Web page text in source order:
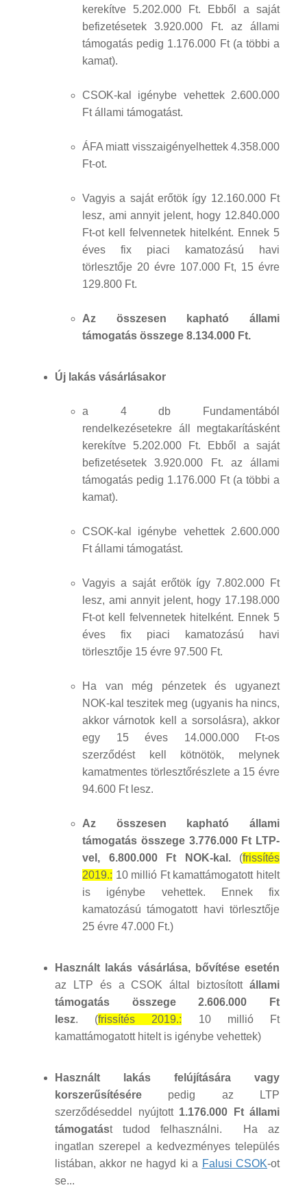
kerekítve 5.202.000 Ft. Ebből a saját
befizetésetek 3.920.000 Ft. az állami
támogatás pedig 1.176.000 Ft (a többi a
kamat).
CSOK-kal igénybe vehettek 2.600.000
Ft állami támogatást.
ÁFA miatt visszaigényelhettek 4.358.000
Ft-ot.
Vagyis a saját erőtök így 12.160.000 Ft
lesz, ami annyit jelent, hogy 12.840.000
Ft-ot kell felvennetek hitelként. Ennek 5
éves fix piaci kamatozású havi
törlesztője 20 évre 107.000 Ft, 15 évre
129.800 Ft.
Az összesen kapható állami
támogatás összege 8.134.000 Ft.
Új lakás vásárlásakor
a 4 db Fundamentából
rendelkezésetekre áll megtakarításként
kerekítve 5.202.000 Ft. Ebből a saját
befizetésetek 3.920.000 Ft. az állami
támogatás pedig 1.176.000 Ft (a többi a
kamat).
CSOK-kal igénybe vehettek 2.600.000
Ft állami támogatást.
Vagyis a saját erőtök így 7.802.000 Ft
lesz, ami annyit jelent, hogy 17.198.000
Ft-ot kell felvennetek hitelként. Ennek 5
éves fix piaci kamatozású havi
törlesztője 15 évre 97.500 Ft.
Ha van még pénzetek és ugyanezt
NOK-kal teszitek meg (ugyanis ha nincs,
akkor várnotok kell a sorsolásra), akkor
egy 15 éves 14.000.000 Ft-os
szerződést kell kötnötök, melynek
kamatmentes törlesztőrészlete a 15 évre
94.600 Ft lesz.
Az összesen kapható állami
támogatás összege 3.776.000 Ft LTP-
vel, 6.800.000 Ft NOK-kal. (frissítés
2019.: 10 millió Ft kamattámogatott hitelt
is igénybe vehettek. Ennek fix
kamatozású támogatott havi törlesztője
25 évre 47.000 Ft.)
Használt lakás vásárlása, bővítése esetén
az LTP és a CSOK által biztosított állami
támogatás összege 2.606.000 Ft
lesz. (frissítés 2019.: 10 millió Ft
kamattámogatott hitelt is igénybe vehettek)
Használt lakás felújítására vagy
korszerűsítésére pedig az LTP
szerződéseddel nyújtott 1.176.000 Ft állami
támogatást tudod felhasználni. Ha az
ingatlan szerepel a kedvezményes település
listában, akkor ne hagyd ki a Falusi CSOK-ot
se...